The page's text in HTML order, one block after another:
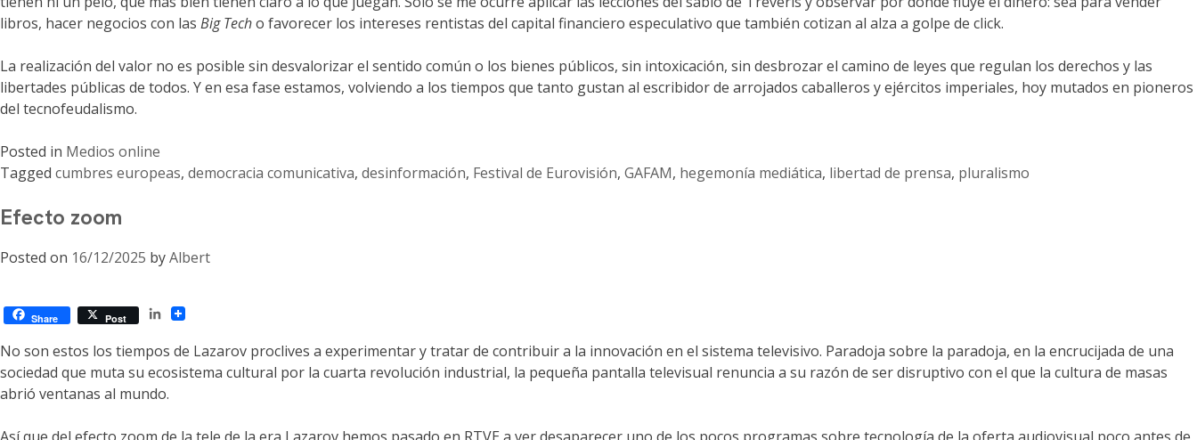
libros, hacer negocios con las Big Techo favorecer los intereses rentistas del capital financiero especulativo que también cotizan al alza a golpe de click.
La realización del valor no es posible sin desvalorizar el sentido común o los bienes públicos, sin intoxicación, sin desbrozar el camino de leyes que regulan los derechos y las
libertades públicas de todos. Y en esa fase estamos, volviendo a los tiempos que tanto gustan al escribidor de arrojados caballeros y ejércitos imperiales, hoy mutados en pioneros
del tecnofeudalismo.
Posted in Medios online
Tagged cumbres europeas, democracia comunicativa, desinformación, Festival de Eurovisión, GAFAM, hegemonía mediática, libertad de prensa, pluralismo
Efecto zoom
Posted on 16/12/2025 byAlbert
Share Post
LinkedIn
No son estos los tiempos de Lazarov proclives a experimentar y tratar de contribuir a la innovación en el sistema televisivo. Paradoja sobre la paradoja, en la encrucijada de una
sociedad que muta su ecosistema cultural por la cuarta revolución industrial, la pequeña pantalla televisual renuncia a su razón de ser disruptivo con el que la cultura de masas
abrió ventanas al mundo.